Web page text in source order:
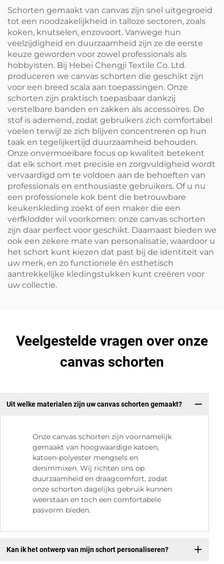
Schorten gemaakt van canvas zijn snel uitgegroeid
tot een noodzakelijkheid in talloze sectoren, zoals
koken, knutselen, enzovoort. Vanwege hun
veelzijdigheid en duurzaamheid zijn ze de eerste
keuze geworden voor zowel professionals als
hobbyisten. Bij Hebei Chengji Textile Co. Ltd.
produceren we canvas schorten die geschikt zijn
voor een breed scala aan toepassingen. Onze
schorten zijn praktisch toepasbaar dankzij
verstelbare banden en zakken als accessoires. De
stof is ademend, zodat gebruikers zich comfortabel
voelen terwijl ze zich blijven concentreren op hun
taak en tegelijkertijd duurzaamheid behouden.
Onze onvermoeibare focus op kwaliteit betekent
dat elk schort met precisie en zorgvuldigheid wordt
vervaardigd om te voldoen aan de behoeften van
professionals en enthousiaste gebruikers. Of u nu
een professionele kok bent die betrouwbare
keukenkleding zoekt of een maker die een
verfklodder wil voorkomen: onze canvas schorten
zijn daar perfect voor geschikt. Daarnaast bieden we
ook een zekere mate van personalisatie, waardoor u
het schort kunt kiezen dat past bij de identiteit van
uw merk, en zo functionele én esthetisch
aantrekkelijke kledingstukken kunt creëren voor
uw collectie.
Veelgestelde vragen over onze
canvas schorten
Uit welke materialen zijn uw canvas schorten gemaakt?
Onze canvas schorten zijn voornamelijk
gemaakt van hoogwaardige katoen,
katoen-polyester mengsels en
denimmixen. Wij richten ons op
duurzaamheid en draagcomfort, zodat
onze schorten dagelijks gebruik kunnen
weerstaan en toch een comfortabele
pasvorm bieden.
Kan ik het ontwerp van mijn schort personaliseren?